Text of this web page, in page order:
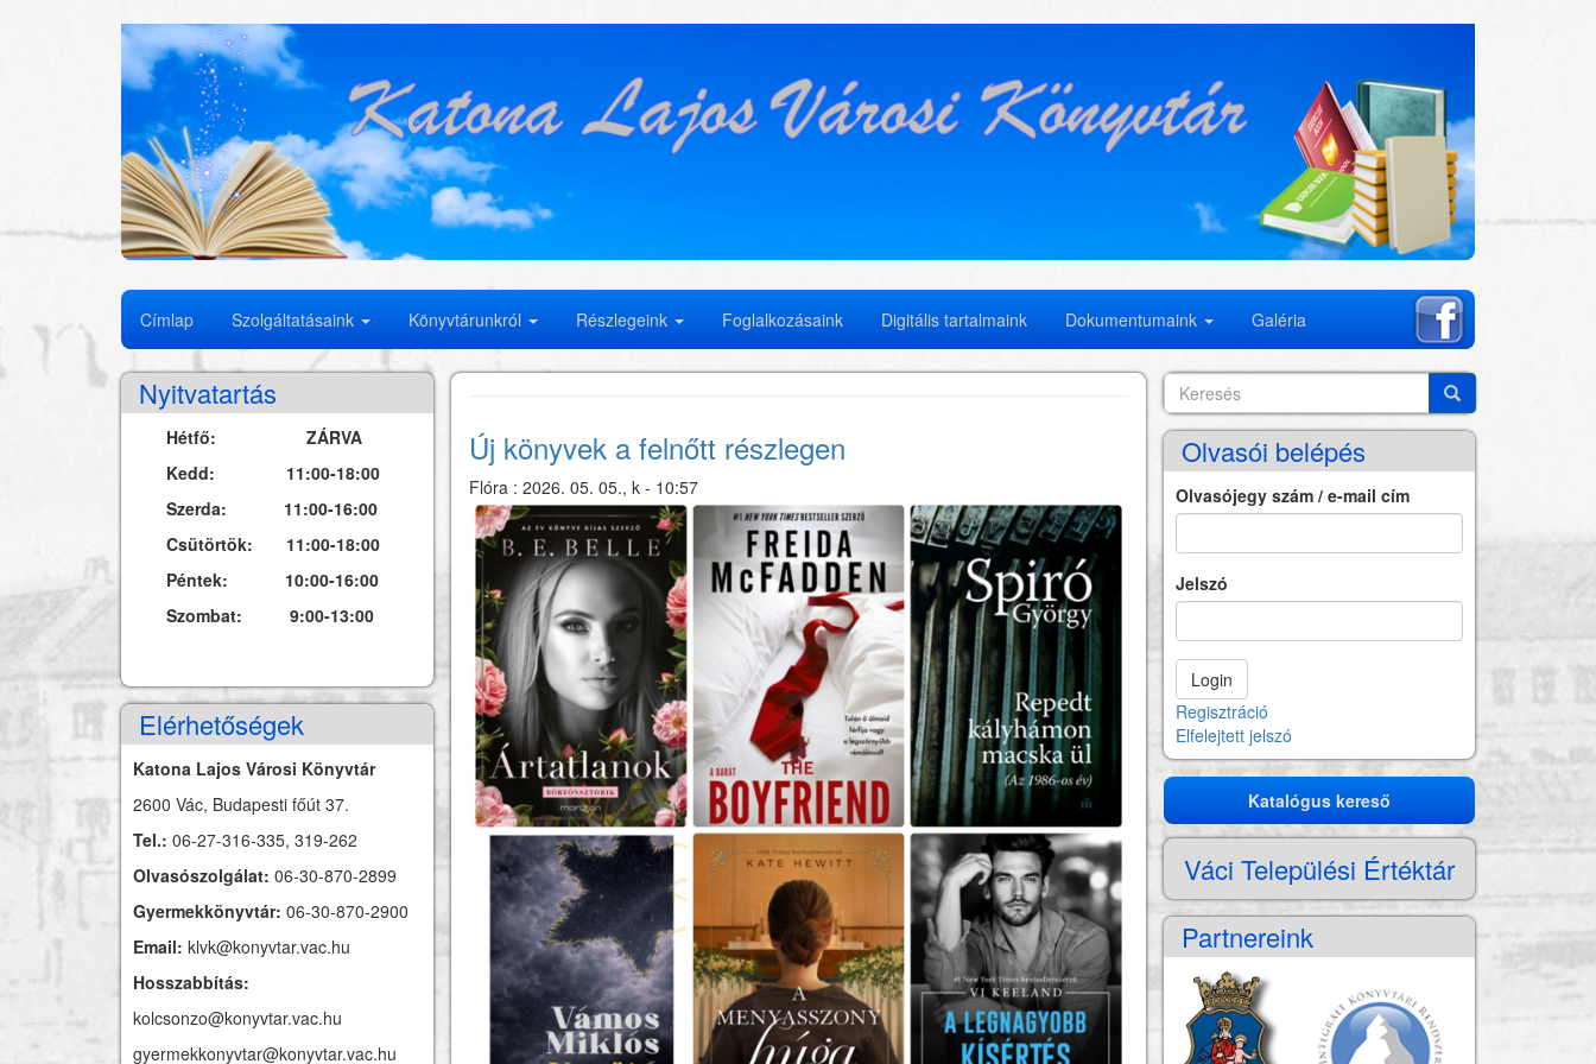
Fő
navigáció
Címlap Szolgáltatásaink Könyvtárunkról Részlegeink Foglalkozásaink Digitális tartalmaink Dokumentumaink Galéria
Nyitvatartás
Hétfő: ZÁRVA
Kedd: 11:00-18:00
Szerda: 11:00-16:00
Csütörtök: 11:00-18:00
Péntek: 10:00-16:00
Szombat: 9:00-13:00
Elérhetőségek
Katona Lajos Városi Könyvtár
2600 Vác, Budapesti főút 37.
Tel.: 06-27-316-335, 319-262
Olvasószolgálat: 06-30-870-2899
Gyermekkönyvtár: 06-30-870-2900
Email: klvk@konyvtar.vac.hu
Hosszabbítás:
kolcsonzo@konyvtar.vac.hu
gyermekkonyvtar@konyvtar.vac.hu
Új könyvek a felnőtt részlegen
Flóra: 2026. 05. 05., k - 10:57
Search
Keresés Keresés
Olvasói belépés
Olvasójegy szám / e-mail cím
Jelszó
Regisztráció
Elfelejtett jelszó
Katalógus
kereső
Katalógus kereső
Váci Települési Értéktár
Partnereink